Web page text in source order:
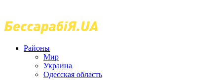
Районы
Мир
Украина
Одесская область